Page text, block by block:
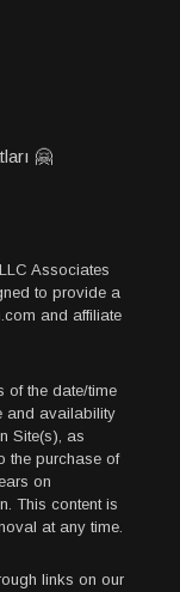
🤗
Associates
to provide a
and affiliate
of the date/time
and availability
Site(s), as
the purchase of
on
This content is
at any time.
links on our